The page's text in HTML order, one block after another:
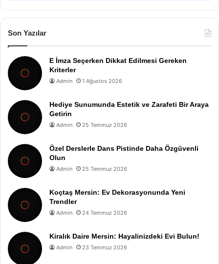
Son Yazılar
E İmza Seçerken Dikkat Edilmesi Gereken
Kriterler
Admin 1 Ağustos 2026
Hediye Sunumunda Estetik ve Zarafeti Bir Araya
Getirin
Admin 25 Temmuz 2026
Özel Derslerle Dans Pistinde Daha Özgüvenli
Olun
Admin 25 Temmuz 2026
Koçtaş Mersin: Ev Dekorasyonunda Yeni
Trendler
Admin 24 Temmuz 2026
Kiralık Daire Mersin: Hayalinizdeki Evi Bulun!
Admin 23 Temmuz 2026